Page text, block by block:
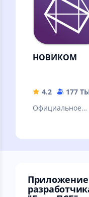
смартфона!
НОВИКОМ
4.2 177
Официальное
Приложение